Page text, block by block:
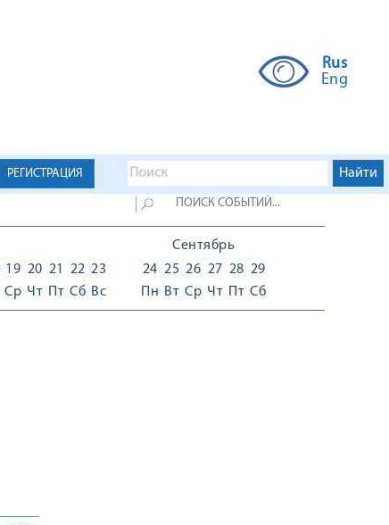
Rus
Eng
РЕГИСТРАЦИЯ
19
Ср
20
Чт
21
Пт
22
Сб
23
Вс
Сентябрь
24
Пн
25
Вт
26
Ср
27
Чт
28
Пт
29
Сб